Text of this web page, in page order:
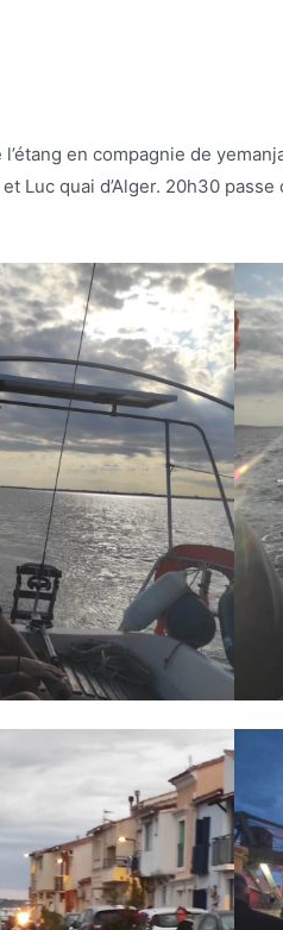
en compagnie de
Luc quai d’Alger. 20h30